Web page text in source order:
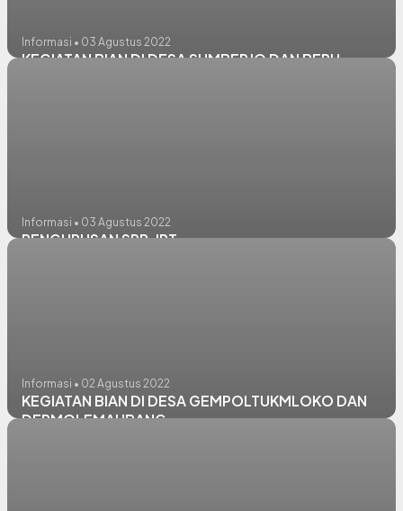
Informasi • 03 Agustus 2022
KEGIATAN BIAN DI DESA SUMBERJO DAN BERU
Informasi • 03 Agustus 2022
PENGURUSAN SPP-IRT
Informasi • 02 Agustus 2022
KEGIATAN BIAN DI DESA GEMPOLTUKMLOKO DAN
DERMOLEMAHBANG